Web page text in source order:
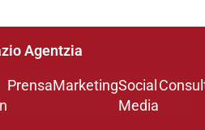
Agentzia
PrensaMarketingSocial
Media